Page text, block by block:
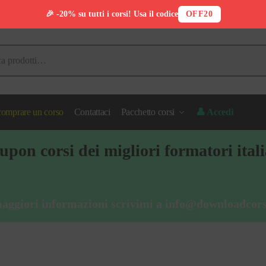
un corso Contattaci Pacchetto corsi 👤 Accedi
corsi dei migliori formatori
informazioni scrivimi a
🎉 -20% su tutti i corsi! Usa il codice OFF20